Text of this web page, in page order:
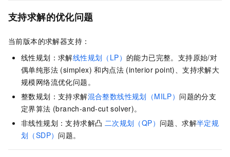
支持求解的优化问题
当前版本的求解器支持：
线性规划：求解线性规划（LP） 的能力已完整。支持原始/对
偶单纯形法 (simplex) 和内点法 (interior point)、支持求解大
规模网络流优化问题。
整数规划：支持求解混合整数线性规划（MILP） 问题的分支
定界算法 (branch-and-cut solver)。
非线性规划：支持求解凸 二次规划（QP） 问题、求解半定规
划（SDP） 问题。